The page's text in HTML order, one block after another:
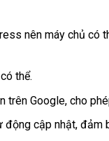
nên máy chủ có
thể.
trên Google, cho
cập nhật, đảm